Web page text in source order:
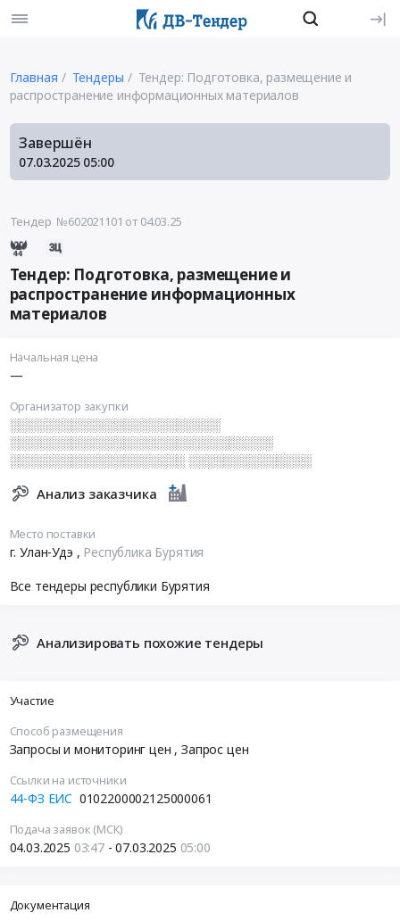
Главная Тендеры
Тендер: Подготовка, размещение и
распространение информационных материалов
Завершён
07.03.2025 05:00
Тендер №602021101 от 04.03.25
Тендер: Подготовка, размещение и
распространение информационных
материалов
Начальная цена
—
Организатор закупки
░░░░░░░░░░░░░░░░░░░░░░░░
░░░░░░░░░░░░░░░░░░░░░░░░░░░░░░
░░░░░░░░░░░░░░░░░░░░ ░░░░░░░░░░░░░░
Анализ заказчика
Место поставки
г. Улан-Удэ , Республика Бурятия
Все тендеры республики Бурятия
Анализировать похожие тендеры
Участие
Способ размещения
Запросы и мониторинг цен , Запрос цен
Ссылки на источники
44-ФЗ ЕИС 0102200002125000061
Подача заявок (МСК)
04.03.2025 03:47- 07.03.2025 05:00
Документация